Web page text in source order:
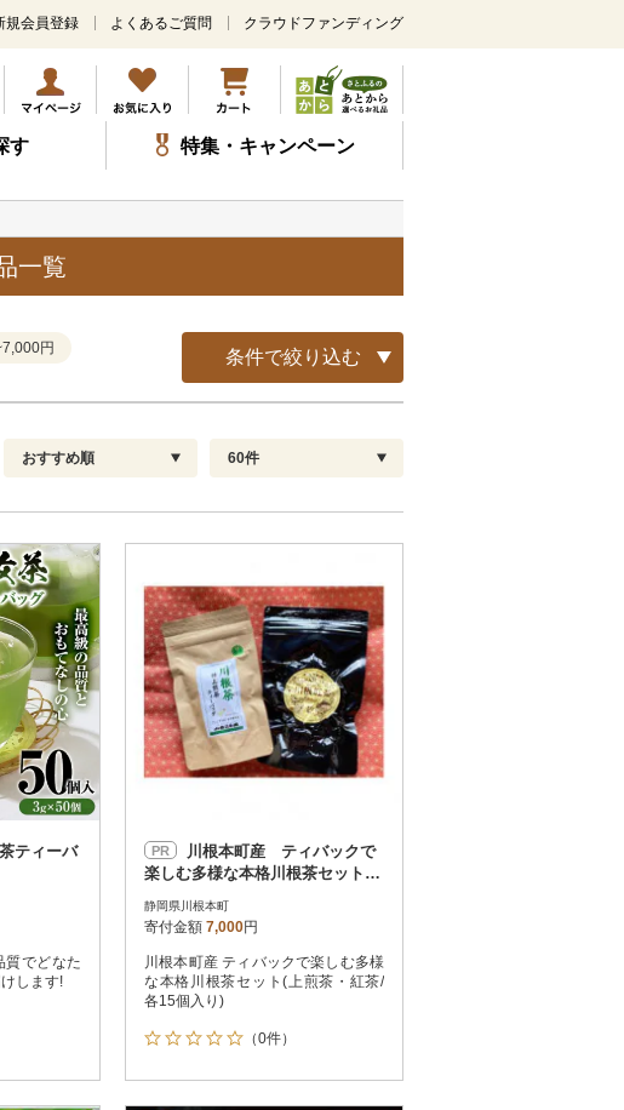
メ
ン
コ
ン
テ
ツ
ッ
規会員登録 よくあるご質問 クラウドファンディング
す 特集・キャンペーン
一覧
円 条件で絞り込む
解除
解除
配送指定 解除
お届け日時指定可
お届け時間帯指定可
その他 解除
さとふる限定のお礼品
定期便
さとふるアプリdeワンストップ申請
対象
る（377件）
おすすめ順
新着順
レビュー件数順
レビュー評価順
寄付金額が高い順
寄付金額が低い順
60件
60
120
質でどなた
します!
PR
楽しむ多様な本格川根茶セット
静岡県川根本町
寄付金額 7,000円
川根本町産 ティバックで楽しむ多様
な本格川根茶セット(上煎茶・紅茶/
各15個入り)
（0件）